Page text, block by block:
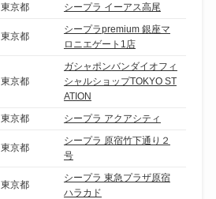
東京都 シープラ イーアス高尾
東京都
シープラpremium 銀座マ
ロニエゲート1店
東京都
ガシャポンバンダイオフィ
シャルショップTOKYO ST
ATION
東京都 シープラ アクアシティ
東京都
シープラ 原宿竹下通り２
号
東京都
シープラ 東急プラザ原宿
ハラカド